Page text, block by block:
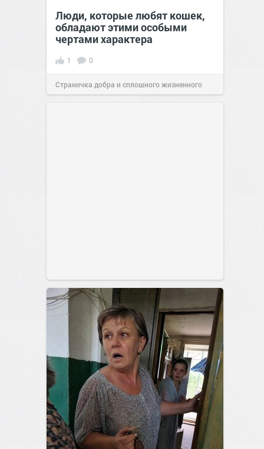
Люди, которые любят кошек,
обладают этими особыми
чертами характера
1 0
Страничка добра и сплошного жизненного